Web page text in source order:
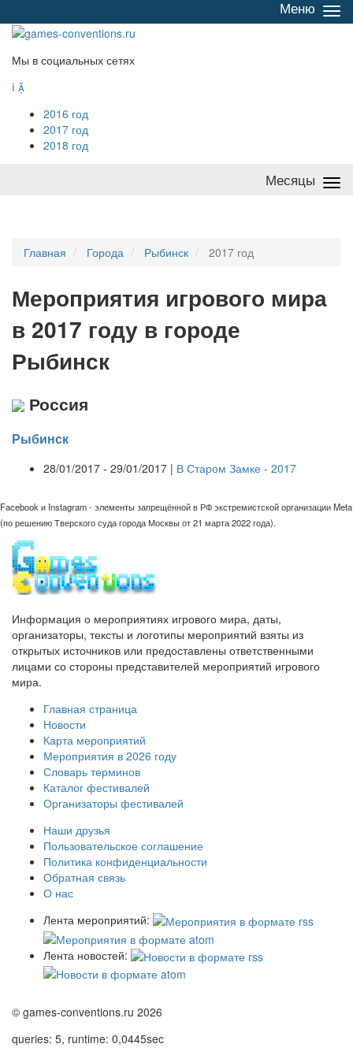
/
Меню
Мы в социальных сетях
 
2016 год
2017 год
2018 год
Месяцы
Главная Города Рыбинск 2017 год
Мероприятия игрового мира
в 2017 году в городе
Рыбинск
Россия
Рыбинск
28/01/2017 - 29/01/2017 | В Старом Замке - 2017
Facebook и Instagram - элементы запрещённой в РФ экстремистской организации Meta
(по решению Тверского суда города Москвы от 21 марта 2022 года).
Информация о мероприятиях игрового мира, даты,
организаторы, тексты и логотипы мероприятий взяты из
открытых источников или предоставлены ответственными
лицами со стороны представителей мероприятий игрового
мира.
Главная страница
Новости
Карта мероприятий
Мероприятия в 2026 году
Словарь терминов
Каталог фестивалей
Организаторы фестивалей
Наши друзья
Пользовательское соглашение
Политика конфиденциальности
Обратная связь
О нас
Лента мероприятий:
Лента новостей:
© games-conventions.ru 2026
queries: 5, runtime: 0,0445sec